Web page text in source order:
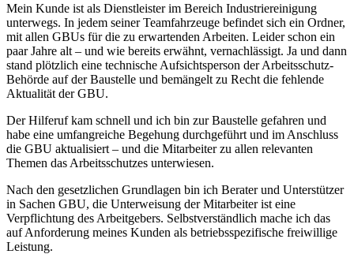
Mein Kunde ist als Dienstleister im Bereich Industriereinigung
unterwegs. In jedem seiner Teamfahrzeuge befindet sich ein Ordner,
mit allen GBUs für die zu erwartenden Arbeiten. Leider schon ein
paar Jahre alt – und wie bereits erwähnt, vernachlässigt. Ja und dann
stand plötzlich eine technische Aufsichtsperson der Arbeitsschutz-
Behörde auf der Baustelle und bemängelt zu Recht die fehlende
Aktualität der GBU.
Der Hilferuf kam schnell und ich bin zur Baustelle gefahren und
habe eine umfangreiche Begehung durchgeführt und im Anschluss
die GBU aktualisiert – und die Mitarbeiter zu allen relevanten
Themen das Arbeitsschutzes unterwiesen.
Nach den gesetzlichen Grundlagen bin ich Berater und Unterstützer
in Sachen GBU, die Unterweisung der Mitarbeiter ist eine
Verpflichtung des Arbeitgebers. Selbstverständlich mache ich das
auf Anforderung meines Kunden als betriebsspezifische freiwillige
Leistung.